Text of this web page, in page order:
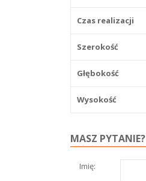
Czas realizacji
Szerokość
Głębokość
Wysokość
MASZ PYTANIE?
Imię: